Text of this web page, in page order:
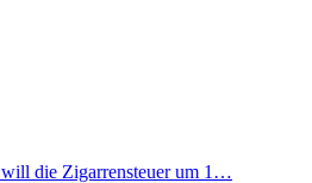
die Zigarrensteuer um 1…